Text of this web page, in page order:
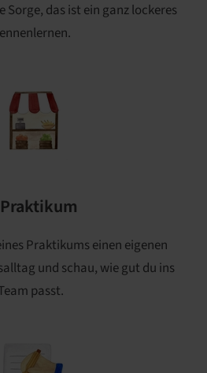
Sorge, das ist ein ganz lockeres
Praktikums einen eigenen
und schau, wie gut du ins
passt.